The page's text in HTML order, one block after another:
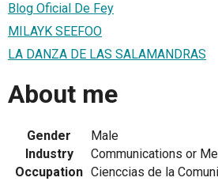
Blog Oficial De Fey
MILAYK SEEFOO
LA DANZA DE LAS SALAMANDRAS
About me
Gender
Male
Industry
Communications or
Occupation Cienccias de la